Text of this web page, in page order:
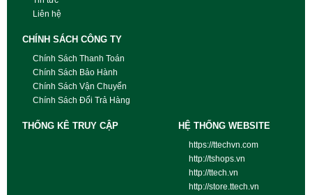
Liên hệ
CHÍNH SÁCH CÔNG TY
Chính Sách Thanh Toán
Chính Sách Bảo Hành
Chính Sách Vận Chuyển
Chính Sách Đổi Trả Hàng
THỐNG KÊ TRUY CẬP HỆ THỐNG WEBSITE
https://ttechvn.com
http://tshops.vn
http://ttech.vn
http://store.ttech.vn